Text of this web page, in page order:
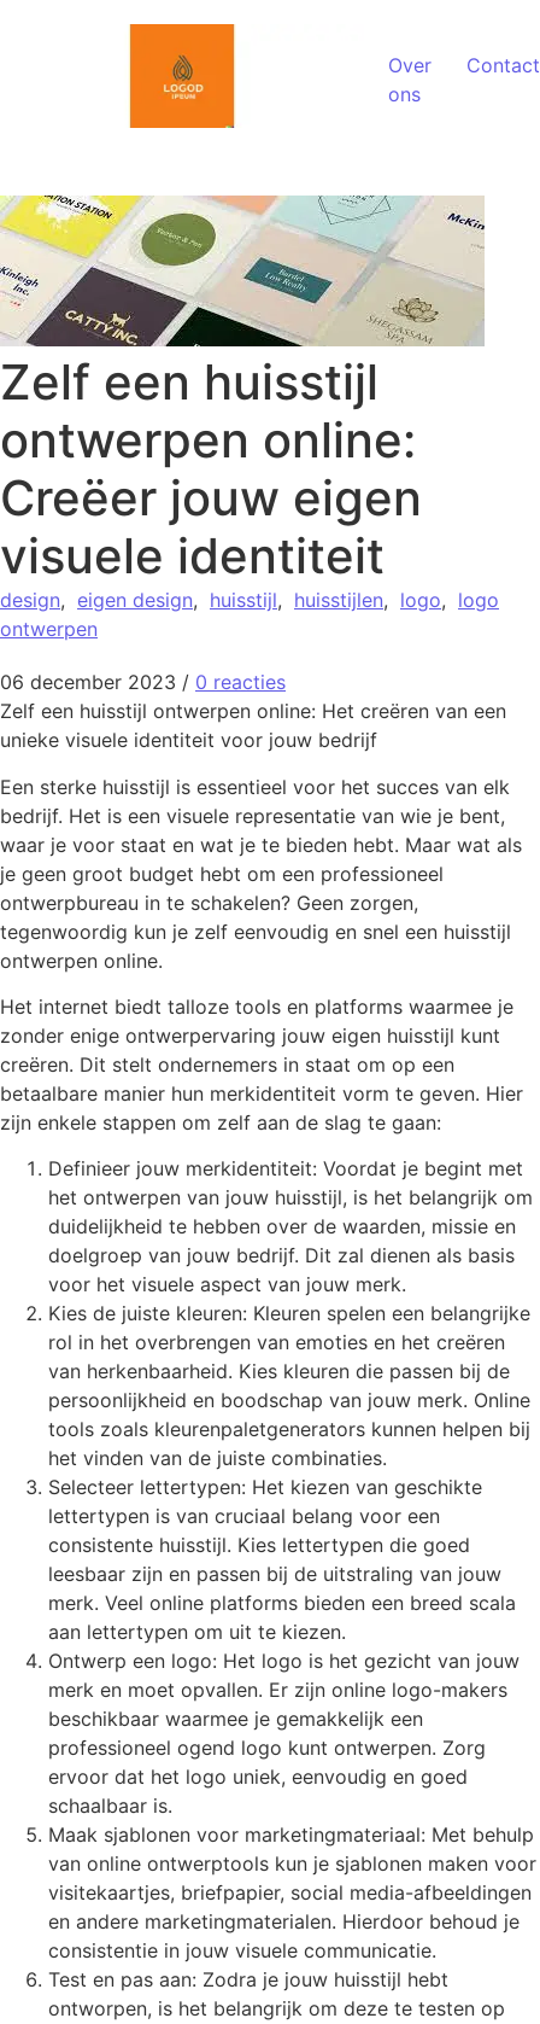
Over
ons
Contact
Zelf een huisstijl
ontwerpen online:
Creëer jouw eigen
visuele identiteit
design, eigen design, huisstijl, huisstijlen, logo, logo
ontwerpen
06 december 2023 / 0 reacties
Zelf een huisstijl ontwerpen online: Het creëren van een
unieke visuele identiteit voor jouw bedrijf
Een sterke huisstijl is essentieel voor het succes van elk
bedrijf. Het is een visuele representatie van wie je bent,
waar je voor staat en wat je te bieden hebt. Maar wat als
je geen groot budget hebt om een professioneel
ontwerpbureau in te schakelen? Geen zorgen,
tegenwoordig kun je zelf eenvoudig en snel een huisstijl
ontwerpen online.
Het internet biedt talloze tools en platforms waarmee je
zonder enige ontwerpervaring jouw eigen huisstijl kunt
creëren. Dit stelt ondernemers in staat om op een
betaalbare manier hun merkidentiteit vorm te geven. Hier
zijn enkele stappen om zelf aan de slag te gaan:
Definieer jouw merkidentiteit: Voordat je begint met
het ontwerpen van jouw huisstijl, is het belangrijk om
duidelijkheid te hebben over de waarden, missie en
doelgroep van jouw bedrijf. Dit zal dienen als basis
voor het visuele aspect van jouw merk.
Kies de juiste kleuren: Kleuren spelen een belangrijke
rol in het overbrengen van emoties en het creëren
van herkenbaarheid. Kies kleuren die passen bij de
persoonlijkheid en boodschap van jouw merk. Online
tools zoals kleurenpaletgenerators kunnen helpen bij
het vinden van de juiste combinaties.
Selecteer lettertypen: Het kiezen van geschikte
lettertypen is van cruciaal belang voor een
consistente huisstijl. Kies lettertypen die goed
leesbaar zijn en passen bij de uitstraling van jouw
merk. Veel online platforms bieden een breed scala
aan lettertypen om uit te kiezen.
Ontwerp een logo: Het logo is het gezicht van jouw
merk en moet opvallen. Er zijn online logo-makers
beschikbaar waarmee je gemakkelijk een
professioneel ogend logo kunt ontwerpen. Zorg
ervoor dat het logo uniek, eenvoudig en goed
schaalbaar is.
Maak sjablonen voor marketingmateriaal: Met behulp
van online ontwerptools kun je sjablonen maken voor
visitekaartjes, briefpapier, social media-afbeeldingen
en andere marketingmaterialen. Hierdoor behoud je
consistentie in jouw visuele communicatie.
Test en pas aan: Zodra je jouw huisstijl hebt
ontworpen, is het belangrijk om deze te testen op